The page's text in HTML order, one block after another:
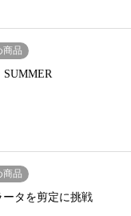
商品
商品
ータを剪定に挑戦